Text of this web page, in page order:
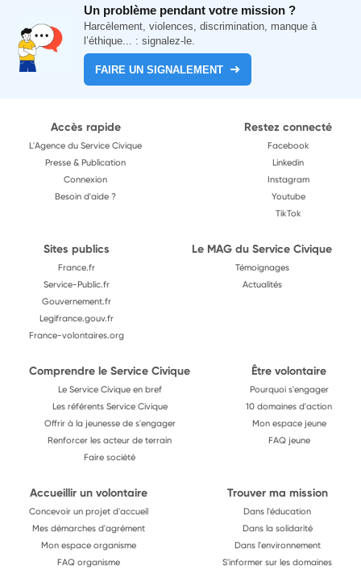
Un problème pendant votre mission ?
Harcèlement, violences, discrimination, manque à
l’éthique... : signalez-le.
FAIRE UN SIGNALEMENT
Accès rapide
L'Agence du Service Civique
Presse & Publication
Connexion
Besoin d'aide ?
Restez connecté
Facebook
Linkedin
Instagram
Youtube
TikTok
Sites publics
France.fr
Service-Public.fr
Gouvernement.fr
Legifrance.gouv.fr
France-volontaires.org
Le MAG du Service Civique
Témoignages
Actualités
Comprendre le Service Civique
Le Service Civique en bref
Les référents Service Civique
Offrir à la jeunesse de s'engager
Renforcer les acteur de terrain
Faire société
Être volontaire
Pourquoi s'engager
10 domaines d'action
Mon espace jeune
FAQ jeune
Accueillir un volontaire
Concevoir un projet d'accueil
Mes démarches d'agrément
Mon espace organisme
FAQ organisme
Trouver ma mission
Dans l'éducation
Dans la solidarité
Dans l'environnement
S'informer sur les domaines